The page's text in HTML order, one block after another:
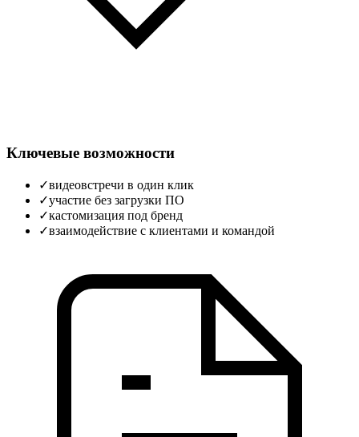
Ключевые возможности
✓видеовстречи в один клик
✓участие без загрузки ПО
✓кастомизация под бренд
✓взаимодействие с клиентами и командой